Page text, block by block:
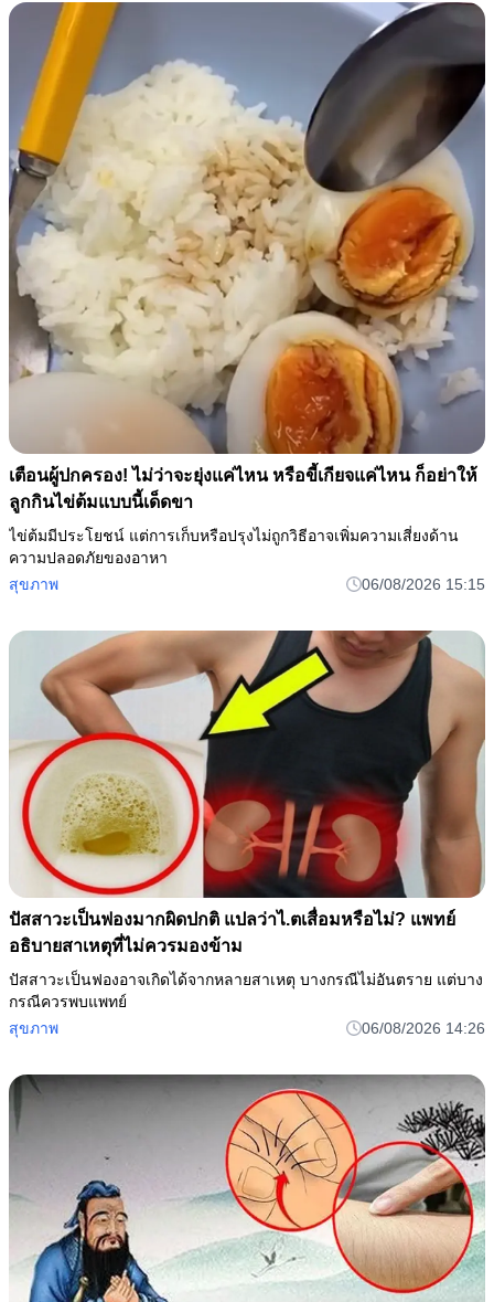
เตือนผู้ปกครอง! ไม่ว่าจะยุ่งแค่ไหน หรือขี้เกียจแค่ไหน ก็อย่าให้
ลูกกินไข่ต้มแบบนี้เด็ดขา
ไข่ต้มมีประโยชน์ แต่การเก็บหรือปรุงไม่ถูกวิธีอาจเพิ่มความเสี่ยงด้าน
ความปลอดภัยของอาหา
สุขภาพ
06/08/2026 15:15
ปัสสาวะเป็นฟองมากผิดปกติ แปลว่าไ.ตเสื่อมหรือไม่? แพทย์
อธิบายสาเหตุที่ไม่ควรมองข้าม
ปัสสาวะเป็นฟองอาจเกิดได้จากหลายสาเหตุ บางกรณีไม่อันตราย แต่บาง
กรณีควรพบแพทย์
สุขภาพ
06/08/2026 14:26